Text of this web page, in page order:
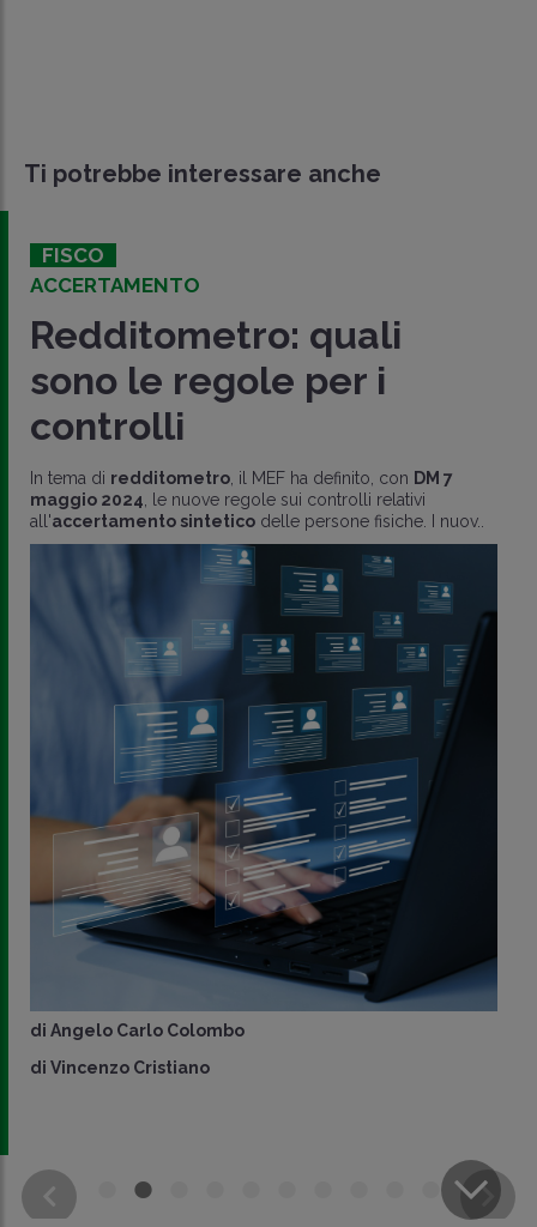
CONDIVIDI
Ti potrebbe interessare anche
FISCO
ACCERTAMENTO
Redditometro: quali
sono le regole per i
controlli
In tema di redditometro , il MEF ha definito, con DM 7
maggio 2024 , le nuove regole sui controlli relativi
all'accertamento sintetico delle persone fisiche. I nuov..
di Angelo Carlo Colombo
di Vincenzo Cristiano